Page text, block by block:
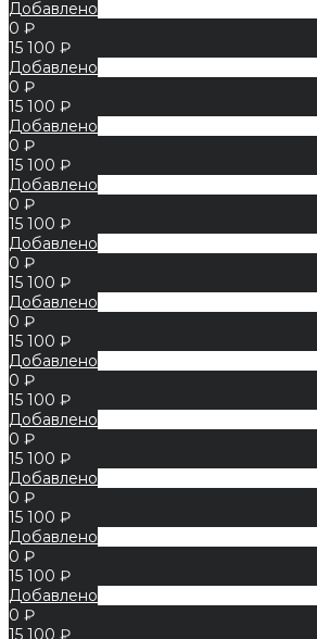
Добавлено
0 ₽
15 100 ₽
Добавлено
0 ₽
15 100 ₽
Добавлено
0 ₽
15 100 ₽
Добавлено
0 ₽
15 100 ₽
Добавлено
0 ₽
15 100 ₽
Добавлено
0 ₽
15 100 ₽
Добавлено
0 ₽
15 100 ₽
Добавлено
0 ₽
15 100 ₽
Добавлено
0 ₽
15 100 ₽
Добавлено
0 ₽
15 100 ₽
Добавлено
0 ₽
15 100 ₽